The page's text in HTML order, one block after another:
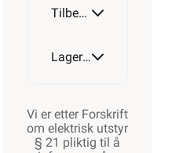
Tilbehør
Lagerstatus
Vi er etter Forskrift
om elektrisk utstyr
§ 21 pliktig til å